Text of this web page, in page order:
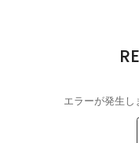
エラーが発生